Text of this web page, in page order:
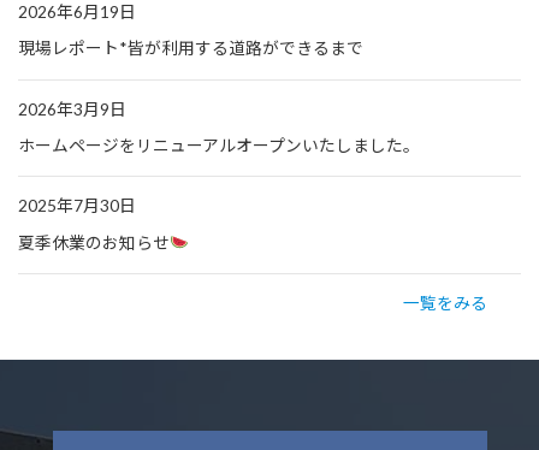
2026年6月19日
現場レポート*皆が利用する道路ができるまで
2026年3月9日
ホームページをリニューアルオープンいたしました。
2025年7月30日
夏季休業のお知らせ
一覧をみる